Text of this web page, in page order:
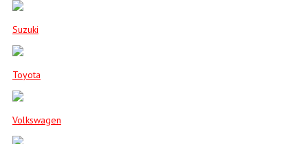
Suzuki
Toyota
Volkswagen